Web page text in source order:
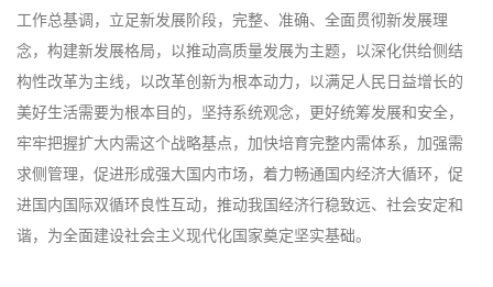
工作总基调，立足新发展阶段，完整、准确、全面贯彻新发展理
念，构建新发展格局，以推动高质量发展为主题，以深化供给侧结
构性改革为主线，以改革创新为根本动力，以满足人民日益增长的
美好生活需要为根本目的，坚持系统观念，更好统筹发展和安全，
牢牢把握扩大内需这个战略基点，加快培育完整内需体系，加强需
求侧管理，促进形成强大国内市场，着力畅通国内经济大循环，促
进国内国际双循环良性互动，推动我国经济行稳致远、社会安定和
谐，为全面建设社会主义现代化国家奠定坚实基础。